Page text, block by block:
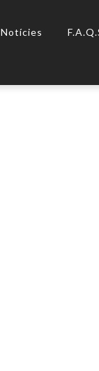
Notícies